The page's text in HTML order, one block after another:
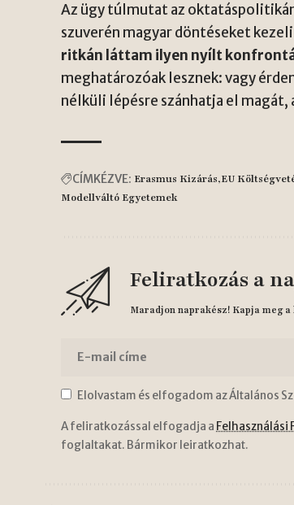
Az ügy túlmutat az
szuverén magyar döntéseket
ritkán láttam ilyen nyílt
meghatározóak lesznek: vagy
nélküli lépésre szánhatja el
CÍMKÉZVE: Erasmus Kizárás EU
Modellváltó Egyetemek
Feliratkozás a
Maradjon naprakész! Kapja meg
Elolvastam és elfogadom az Általános
A feliratkozással elfogadja a Felhasználási
foglaltakat. Bármikor leiratkozhat.